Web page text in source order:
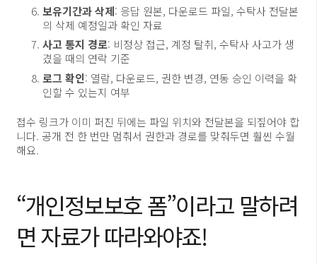
보유기간과 삭제: 응답 원본, 다운로드 파일, 수탁사 전달본
의 삭제 예정일과 확인 자료
사고 통지 경로: 비정상 접근, 계정 탈취, 수탁사 사고가 생
겼을 때의 연락 기준
로그 확인: 열람, 다운로드, 권한 변경, 연동 승인 이력을 확
인할 수 있는지 여부
접수 링크가 이미 퍼진 뒤에는 파일 위치와 전달본을 되짚어야 합
니다. 공개 전 한 번만 멈춰서 권한과 경로를 맞춰두면 훨씬 수월
해요.
“개인정보보호 폼”이라고 말하려
면 자료가 따라와야죠!